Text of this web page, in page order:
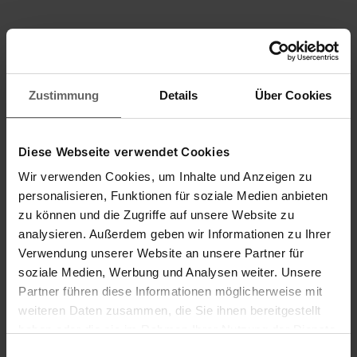
Zustimmung Details Über Cookies
Diese Webseite verwendet Cookies
Wir verwenden Cookies, um Inhalte und Anzeigen zu
personalisieren, Funktionen für soziale Medien anbieten
zu können und die Zugriffe auf unsere Website zu
analysieren. Außerdem geben wir Informationen zu Ihrer
Verwendung unserer Website an unsere Partner für
soziale Medien, Werbung und Analysen weiter. Unsere
Partner führen diese Informationen möglicherweise mit
weiteren Daten zusammen, die Sie ihnen bereitgestellt
Raclette à vitres 2-en-1 XL Telescope